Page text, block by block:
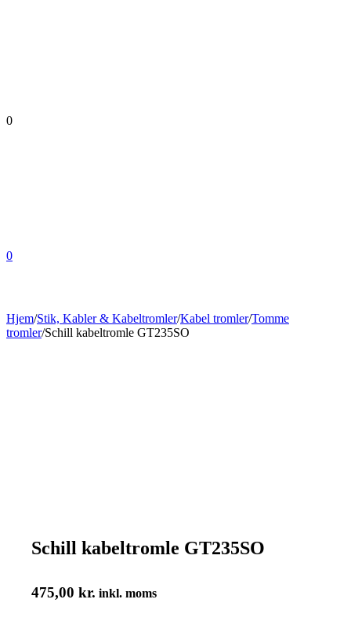
0
0
Hjem/Stik, Kabler & Kabeltromler/Kabel tromler/Tomme
tromler/Schill kabeltromle GT235SO
Schill kabeltromle GT235SO
475,00 kr. inkl. moms